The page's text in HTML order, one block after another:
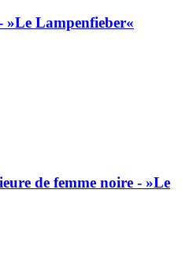
»Le Lampenfieber«
de femme noire - »Le